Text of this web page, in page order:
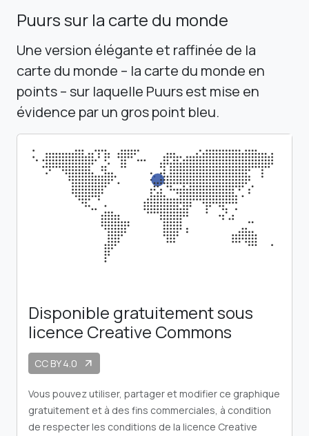
Puurs sur la carte du monde
Une version élégante et raffinée de la
carte du monde – la carte du monde en
points – sur laquelle Puurs est mise en
évidence par un gros point bleu.
Disponible gratuitement sous
licence Creative Commons
CC BY 4.0 arrow_outward
Vous pouvez utiliser, partager et modifier ce graphique
gratuitement et à des fins commerciales, à condition
de respecter les conditions de la licence Creative